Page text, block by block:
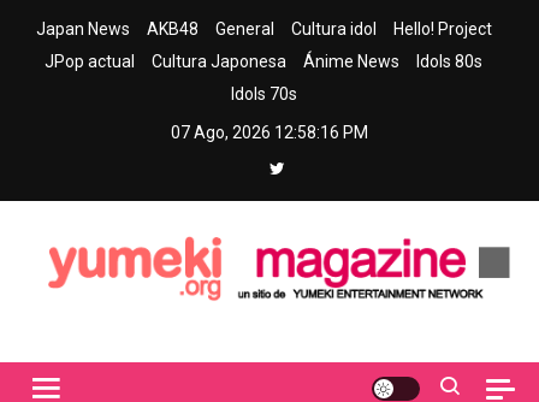
Japan News AKB48 General Cultura idol
Hello! Project
JPop actual
Cultura Japonesa Ánime News
Idols 80s
Idols 70s
07 Ago, 2026 12:58:17 PM